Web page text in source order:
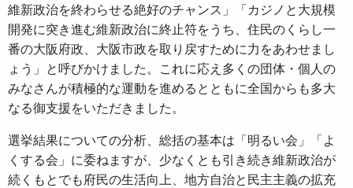
維新政治を終わらせる絶好のチャンス」「カジノと大規模
開発に突き進む維新政治に終止符をうち、住民のくらし一
番の大阪府政、大阪市政を取り戻すために力をあわせまし
ょう」と呼びかけました。これに応え多くの団体・個人の
みなさんが積極的な運動を進めるとともに全国からも多大
なる御支援をいただきました。
選挙結果についての分析、総括の基本は「明るい会」「よ
くする会」に委ねますが、少なくとも引き続き維新政治が
続くもとでも府民の生活向上、地方自治と民主主義の拡充